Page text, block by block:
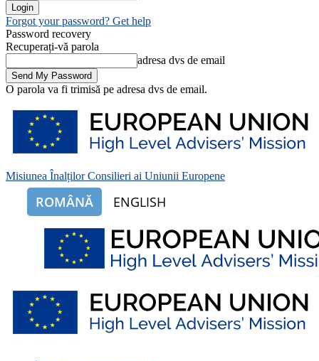
Forgot your password? Get help
Password recovery
Recuperați-vă parola
adresa dvs de email
O parola va fi trimisă pe adresa dvs de email.
Misiunea Înalților Consilieri ai Uniunii Europene
ROMÂNĂ ENGLISH